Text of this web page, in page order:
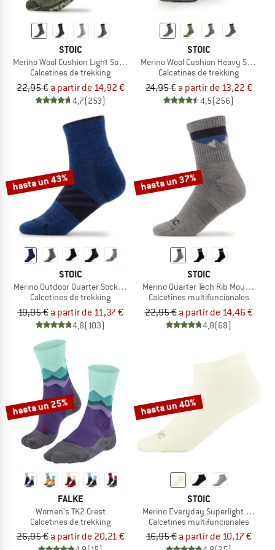
STOIC
Merino Wool Cushion Light Socks
Calcetines de trekking
22,95 € a partir de 14,92 €
4,7(253)
STOIC
Merino Wool Cushion Heavy Socks
Calcetines de trekking
24,95 € a partir de 13,22 €
4,5(256)
hasta un 43%
STOIC
Merino Outdoor Quarter Socks Tech
Calcetines de trekking
19,95 € a partir de 11,37 €
4,8(103)
hasta un 37%
STOIC
Merino Quarter Tech Rib Mountains
Calcetines multifuncionales
22,95 € a partir de 14,46 €
4,8(68)
hasta un 25%
FALKE
Women's TK2 Crest
Calcetines de trekking
26,95 € a partir de 20,21 €
hasta un 40%
STOIC
Merino Everyday Superlight No
Calcetines multifuncionales
16,95 € a partir de 10,17 €